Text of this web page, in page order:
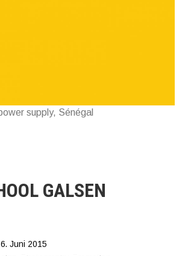
supply, Sénégal
GALSEN
Juni 2015